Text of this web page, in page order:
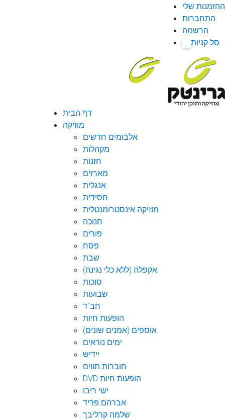
ההזמנות שלי
התחברות
הרשמה
סל קניות
דף הבית
מוזיקה
אלבומים חדשים
מקהלות
חזנות
מארזים
אנגלית
חסידית
מוזיקה אינסטרומנטלית
חנוכה
פורים
פסח
שבת
אקפלה (ללא כלי נגינה)
סוכות
שבועות
חב"ד
הופעות חיות
אוספים (אמנים שונים)
ימים נוראים
יידיש
חוברות תווים
DVD הופעות חיות
ישי ריבו
אברהם פריד
שלמה קרליבך